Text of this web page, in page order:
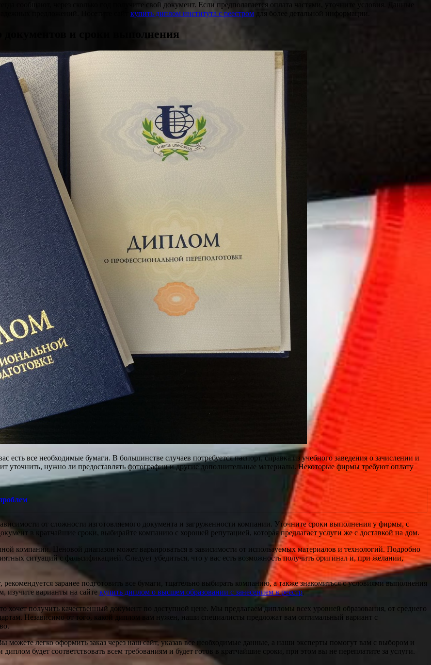
сообщают, через сколько год получите свой документ. Если предполагается оплата частями, уточните условия. Данные
предложений. Посетите сайт купить диплом института с реестром для более детальной информации.
и сроки выполнения
есть все необходимые бумаги. В большинстве случаев потребуется паспорт, справка из учебного заведения о зачислении и
уточнить, нужно ли предоставлять фотографии и другие дополнительные материалы. Некоторые фирмы требуют оплату
от сложности изготовляемого документа и загруженности компании. Уточните сроки выполнения у фирмы, с
в кратчайшие сроки, выбирайте компанию с хорошей репутацией, которая предлагает услуги же с доставкой на дом.
компании. Ценовой диапазон может варьироваться в зависимости от используемых материалов и технологий. Подробно
ситуаций с фальсификацией. Следует убедиться, что у вас есть возможность получить оригинал и, при желании,
заранее подготовить все бумаги, тщательно выбирать компанию, а также знакомиться с условиями выполнения
изучите варианты на сайте купить диплом о высшем образовании с занесением в реестр.
хочет получить качественный документ по доступной цене. Мы предлагаем дипломы всех уровней образования, от среднего
Независимо от того, какой диплом вам нужен, наши специалисты предложат вам оптимальный вариант с
можете легко оформить заказ через наш сайт, указав все необходимые данные, а наши эксперты помогут вам с выбором и
будет соответствовать всем требованиям и будет готов в кратчайшие сроки, при этом вы не переплатите за услуги.